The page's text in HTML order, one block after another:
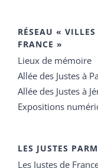
RÉSEAU « VILLES
FRANCE »
Lieux de mémoire
Allée des Justes à
Allée des Justes à
Expositions
LES JUSTES
Les Justes de